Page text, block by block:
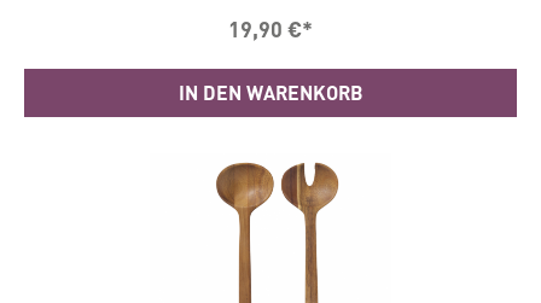
19,90 €*
IN DEN WARENKORB